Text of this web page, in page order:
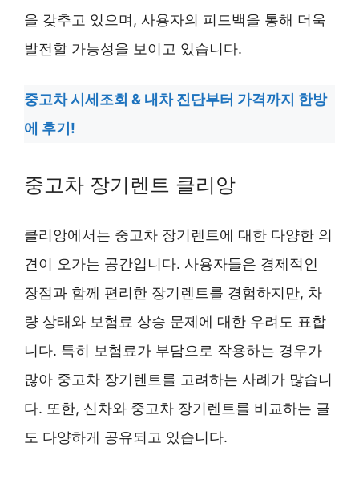
을 갖추고 있으며, 사용자의 피드백을 통해 더욱
발전할 가능성을 보이고 있습니다.
중고차 시세조회 & 내차 진단부터 가격까지 한방
에 후기!
중고차 장기렌트 클리앙
클리앙에서는 중고차 장기렌트에 대한 다양한 의
견이 오가는 공간입니다. 사용자들은 경제적인
장점과 함께 편리한 장기렌트를 경험하지만, 차
량 상태와 보험료 상승 문제에 대한 우려도 표합
니다. 특히 보험료가 부담으로 작용하는 경우가
많아 중고차 장기렌트를 고려하는 사례가 많습니
다. 또한, 신차와 중고차 장기렌트를 비교하는 글
도 다양하게 공유되고 있습니다.